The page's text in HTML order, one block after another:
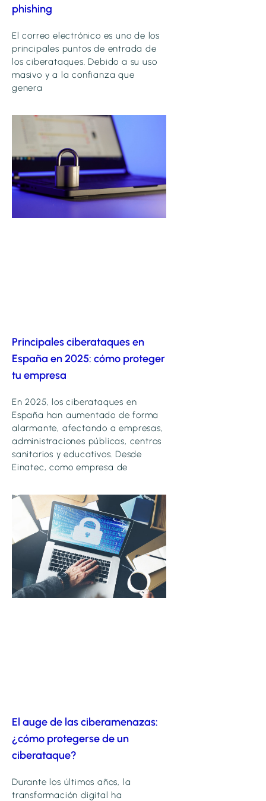
phishing
El correo electrónico es uno de los
principales puntos de entrada de
los ciberataques. Debido a su uso
masivo y a la confianza que
genera
Principales ciberataques en
España en 2025: cómo proteger
tu empresa
En 2025, los ciberataques en
España han aumentado de forma
alarmante, afectando a empresas,
administraciones públicas, centros
sanitarios y educativos. Desde
Einatec, como empresa de
El auge de las ciberamenazas:
¿cómo protegerse de un
ciberataque?
Durante los últimos años, la
transformación digital ha